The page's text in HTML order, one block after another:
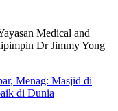
Medical and
Dr Jimmy Yong